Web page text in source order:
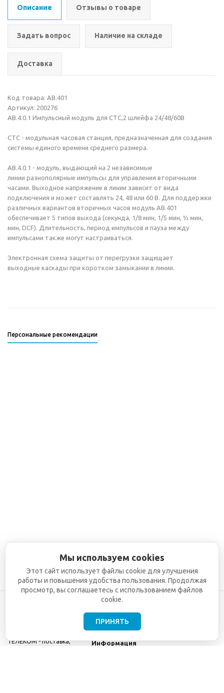
Описание Отзывы о товаре
Задать вопрос Наличие на складе
Доставка
Код товара: АВ.401
Артикул: 200276
АВ.4.0.1 Импульсный модуль для CTC,2 шлейфа 24/48/60В
CTC - модульная часовая станция, предназначенная для создания
системы единого времени среднего размера.
АВ.4.0.1 - модуль, выдающий на 2 независимые
линии разнополярные импульсы для управления вторичными
часами. Выходное напряжение в линии зависит от вида
подключения и может составлять 24, 48 или 60 В. Для поддержки
различных вариантов вторичных часов модуль АВ.401
обеспечивает 5 типов выхода (секунда, 1/8 мин, 1/5 мин, ½ мин,
мин, DCF). Длительность, период импульсов и пауза между
импульсами также могут настраиваться.
Электронная схема защиты от перегрузки защищает
выходные каскады при коротком замыкании в линии.
Персональные рекомендации
ТЕЛЕКОМ - поставка,
Информация
Мы используем cookies
Этот сайт использует файлы cookie для улучшения
работы и повышения удобства пользования. Продолжая
просмотр, вы соглашаетесь с использованием файлов
cookie.
ПРИНЯТЬ